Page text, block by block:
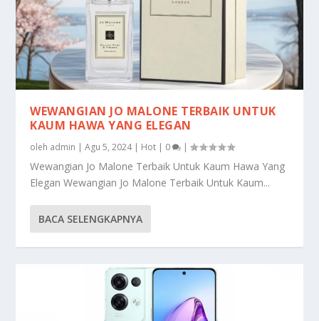
WEWANGIAN JO MALONE TERBAIK UNTUK
KAUM HAWA YANG ELEGAN
oleh admin |Agu 5, 2024| Hot | 0 |
Wewangian Jo Malone Terbaik Untuk Kaum Hawa Yang
Elegan Wewangian Jo Malone Terbaik Untuk Kaum...
BACA SELENGKAPNYA